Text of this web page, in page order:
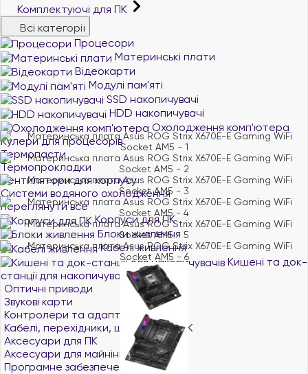
Комплектуючі для ПК
Всі категорії
Процесори
Материнські плати
Відеокарти
Модулі пам'яті
SSD накопичувачі
HDD накопичувачі
Охолодження комп'ютера
Кулери для процесорів
Термопасти
Термопрокладки
Вентилятори для корпусу
Системи водяного охолодження
переглянути все
Корпуси для ПК
Блоки живлення
Кабелі живлення
Кишені та док-
станції для накопичувачів
Оптичні приводи
Звукові карти
Контролери та адаптери
Кабелі, перехідники, шлейфи для ПК
Аксесуари для ПК
Аксесуари для майнінгу
Програмне забезпечення